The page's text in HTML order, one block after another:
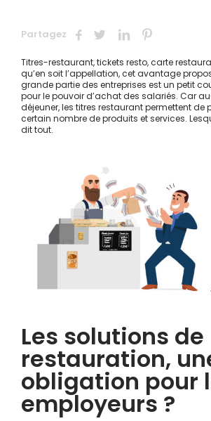
Partagez
Titres-restaurant, tickets resto, carte
qu’en soit l’appellation, cet avantage
grande partie des entreprises est un petit
pour le pouvoir d’achat des salariés. Car
déjeuner, les titres restaurant permettent de
certain nombre de produits et services.
dit tout.
Les solutions de
restauration,
obligation pour
employeurs ?